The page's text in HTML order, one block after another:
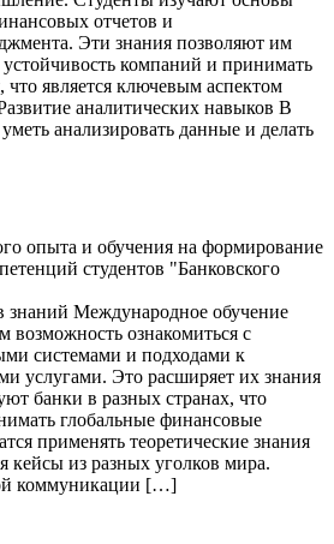
отчетов и
Эти знания позволяют им
компаний и принимать
является ключевым аспектом
аналитических навыков В
анализировать данные и делать
опыта и обучения на формирование
студентов "Банковского
знаний Международное обучение
возможность ознакомиться с
системами и подходами к
услугами. Это расширяет их знания
банки в разных странах, что
глобальные финансовые
применять теоретические знания
кейсы из разных уголков мира.
коммуникации […]